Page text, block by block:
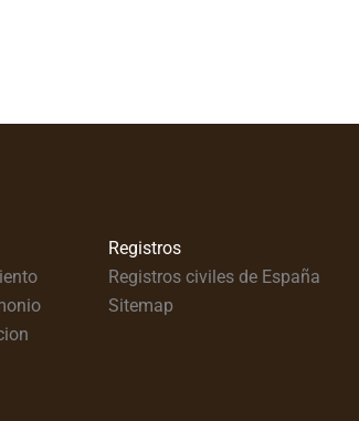
Registros
Registros civiles de España
Sitemap